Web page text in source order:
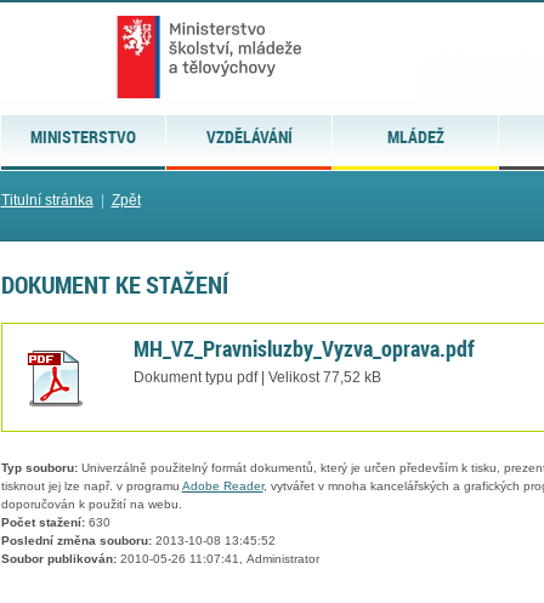
MINISTERSTVO VZDĚLÁVÁNÍ MLÁDEŽ
Titulní stránka| Zpět
DOKUMENT KE STAŽENÍ
MH_VZ_Pravnisluzby_Vyzva_oprava.pdf
Dokument typu pdf | Velikost 77,52 kB
Typ souboru:Univerzálně použitelný formát dokumentů, který je určen především k tisku,
tisknout jej lze např. v programu Adobe Reader, vytvářet v mnoha kancelářských a grafických
doporučován k použití na webu.
Počet stažení:630
Poslední změna souboru:2013-10-08 13:45:52
Soubor publikován:2010-05-26 11:07:41, Administrator